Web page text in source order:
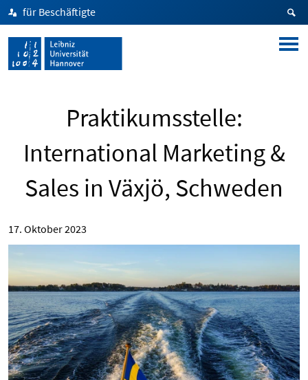
für Beschäftigte
Praktikumsstelle:
International Marketing &
Sales in Växjö, Schweden
17. Oktober 2023